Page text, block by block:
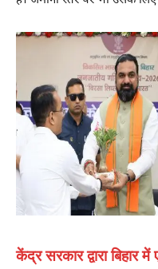
केंद्र सरकार द्वारा बिहार